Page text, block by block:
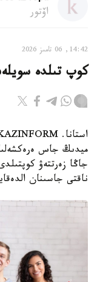
اۆتور
14:42, 06 تامىز 2026
كوپ تىلدە
ميدىڭ جاس
جاڭا زەرتتەۋ
ناقتى جاسىنان